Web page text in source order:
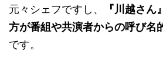
元々シェフですし、
『川越さ
方が番組や共演者からの呼び名
です。